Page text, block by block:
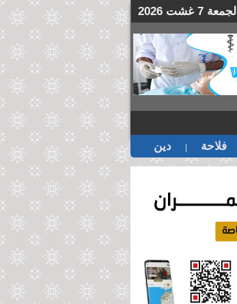
الجمعة 7 غشت 2026
فلاحة دين